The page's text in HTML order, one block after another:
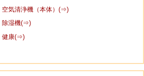
空気清浄機（本体）(⇒)
除湿機(⇒)
健康(⇒)